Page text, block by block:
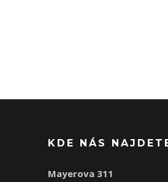
KDE NÁS
Mayerova 311